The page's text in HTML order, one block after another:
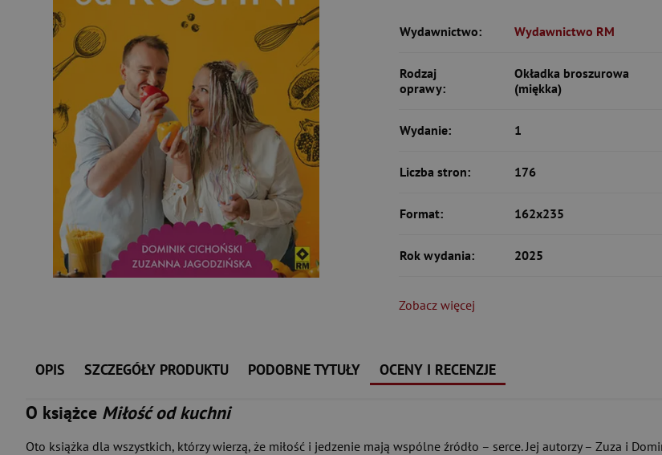
Wydawnictwo: Wydawnictwo RM
Rodzaj
oprawy:
Okładka broszurowa
(miękka)
Wydanie: 1
Liczba stron: 176
Format: 162x235
Rok wydania: 2025
Zobacz więcej
OPIS SZCZEGÓŁY PRODUKTU PODOBNE TYTUŁY OCENY I RECENZJE
O książce Miłość od kuchni
Oto książka dla wszystkich, którzy wierzą, że miłość i jedzenie mają wspólne źródło – serce. Jej autorzy – Zuza i